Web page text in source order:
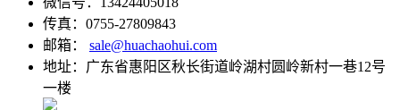
传真：0755-27809843
邮箱： sale@huachaohui.com
地址：广东省惠阳区秋长街道岭湖村圆岭新村一巷12号
一楼